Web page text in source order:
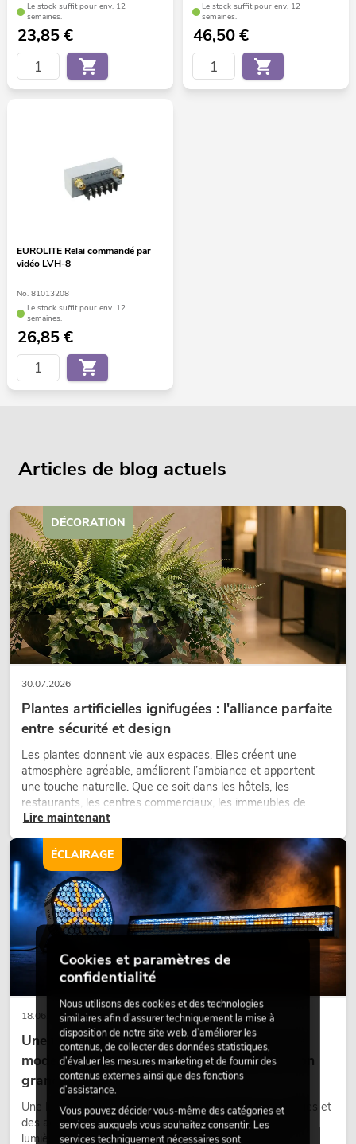
Le stock suffit pour env. 12
semaines.
23,85€
Le stock suffit pour env. 12
semaines.
46,50€
EUROLITE Relai commandé par
vidéo LVH-8
No. 81013208
Le stock suffit pour env. 12
semaines.
26,85€
Articles de blog actuels
30.07.2026
Plantes artificielles ignifugées : l'alliance parfaite
entre sécurité et design
Les plantes donnent vie aux espaces. Elles créent une
atmosphère agréable, améliorent l’ambiance et apportent
une touche naturelle. Que ce soit dans les hôtels, les
restaurants, les centres commerciaux, les immeubles de
bureaux ou sur les stands d’exposition, une végétalisation de
d’aménagement modernes.
Lire maintenant
DÉCORATION
18.06.2026
Une touche rétro dans un design d'éclairage
moderne : pourquoi la lumière chaude fait son
grand retour
Une lumière très chaude, des surfaces lumineuses visibles et
des accents colorés caractérisent de nombreux designs
lumière actuels sur les scènes, dans les clubs et lors
ÉCLAIRAGE
Cookies et paramètres de
confidentialité
Nous utilisons des cookies et des technologies
similaires afin d’assurer techniquement la mise à
disposition de notre site web, d’améliorer les
contenus, de collecter des données statistiques,
d’évaluer les mesures marketing et de fournir des
contenus externes ainsi que des fonctions
d’assistance.
Vous pouvez décider vous-même des catégories et
services auxquels vous souhaitez consentir. Les
services techniquement nécessaires sont